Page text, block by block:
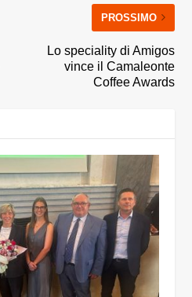
PROSSIMO
Lo speciality di Amigos
vince il Camaleonte
Coffee Awards